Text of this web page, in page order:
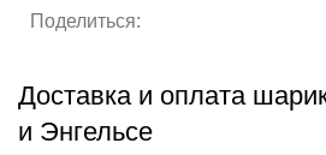
Поделиться:
Доставка и оплата
и Энгельсе